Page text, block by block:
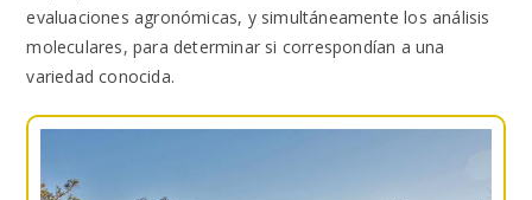
evaluaciones agronómicas, y simultáneamente los análisis
moleculares, para determinar si correspondían a una
variedad conocida.